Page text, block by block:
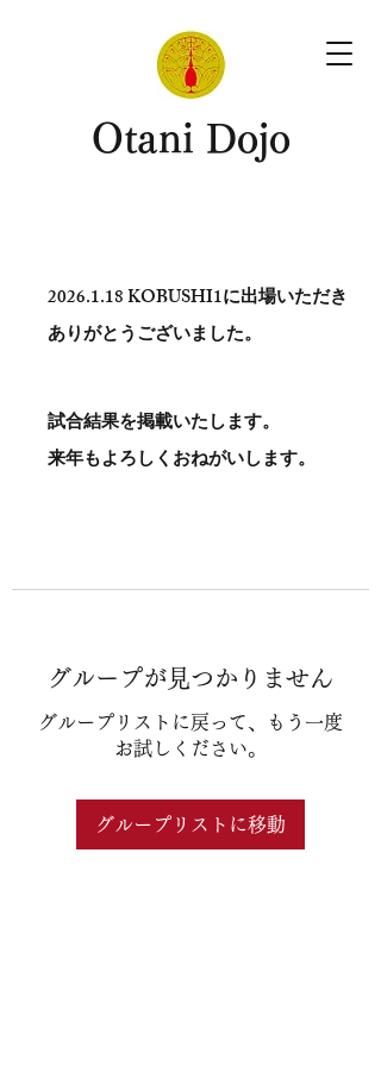
​Otani Dojo
2026.1.18KOBUSHI1に出場いただき
ありがとう​ございました。
試合結果を掲載いたします。
​来年もよろしくおねがいします。
グループが見つかりません
グループリストに戻って、もう一度
お試しください。
グループリストに移動